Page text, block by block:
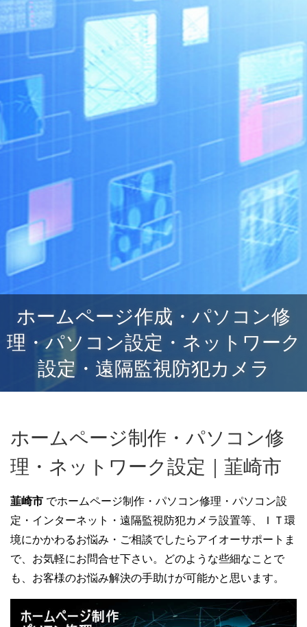
ホームページ作成・パソコン修
理・パソコン設定・ネットワーク
設定・遠隔監視防犯カメラ
ホームページ制作・パソコン修
理・ネットワーク設定｜韮崎市
韮崎市 でホームページ制作・パソコン修理・パソコン設
定・インターネット・遠隔監視防犯カメラ設置等、ＩＴ環
境にかかわるお悩み・ご相談でしたらアイオーサポートま
で、お気軽にお問合せ下さい。どのような些細なことで
も、お客様のお悩み解決の手助けが可能かと思います。